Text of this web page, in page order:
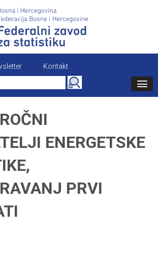
Kontakt
Search
for:
ENERGETSKE
PRVI